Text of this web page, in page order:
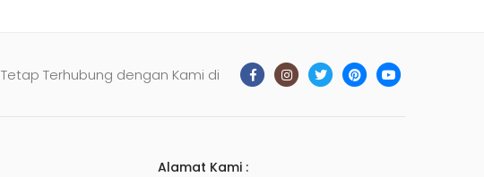
Tetap Terhubung dengan Kami di
Alamat Kami :